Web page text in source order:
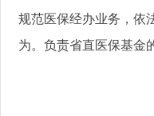
规范医保经办业务，依
为。负责省直医保基金